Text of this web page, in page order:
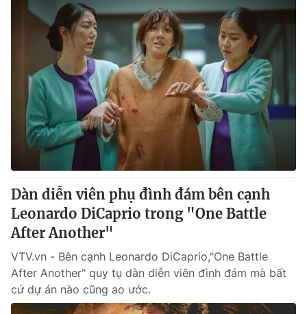
Dàn diễn viên phụ đình đám bên cạnh
Leonardo DiCaprio trong "One Battle
After Another"
VTV.vn - Bên cạnh Leonardo DiCaprio,"One Battle
After Another" quy tụ dàn diễn viên đình đám mà bất
cứ dự án nào cũng ao ước.